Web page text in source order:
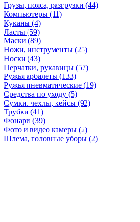
Грузы, пояса, разгрузки (44)
Компьютеры (11)
Куканы (4)
Ласты (59)
Маски (89)
Ножи, инструменты (25)
Носки (43)
Перчатки, рукавицы (57)
Ружья арбалеты (133)
Ружья пневматические (19)
Средства по уходу (5)
Сумки. чехлы, кейсы (92)
Трубки (41)
Фонари (39)
Фото и видео камеры (2)
Шлема, головные уборы (2)